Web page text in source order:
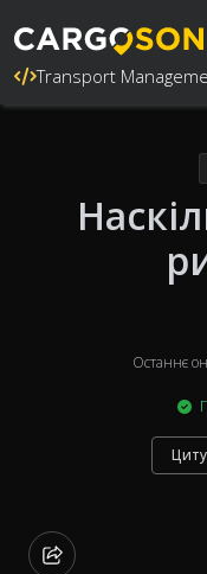
Transport
Останнє